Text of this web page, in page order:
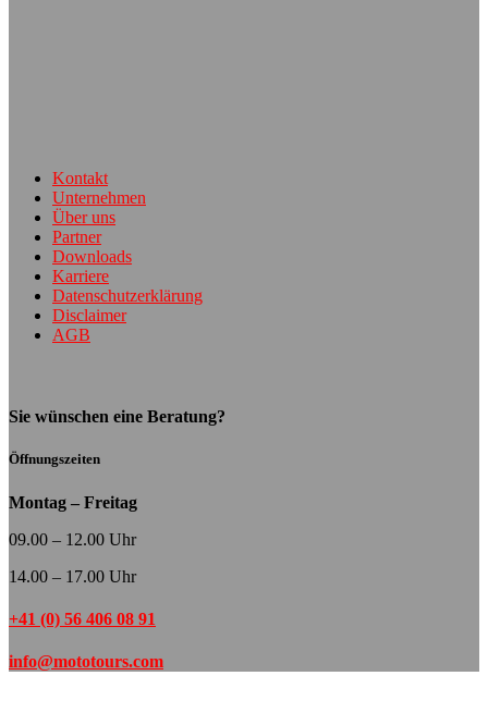
Kontakt
Unternehmen
Über uns
Partner
Downloads
Karriere
Datenschutzerklärung
Disclaimer
AGB
Sie wünschen eine Beratung?
Öffnungszeiten
Montag – Freitag
09.00 – 12.00 Uhr
14.00 – 17.00 Uhr
+41 (0) 56 406 08 91
info@mototours.com